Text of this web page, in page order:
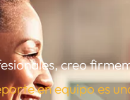
creo
en equipo es